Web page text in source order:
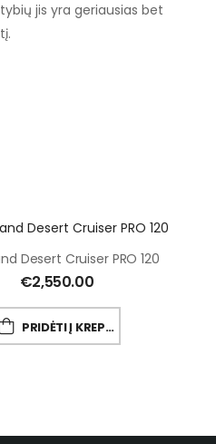
jis yra geriausias bet
Desert Cruiser PRO 120
€2,550.00
PRIDĖTI Į KREPŠELĮ